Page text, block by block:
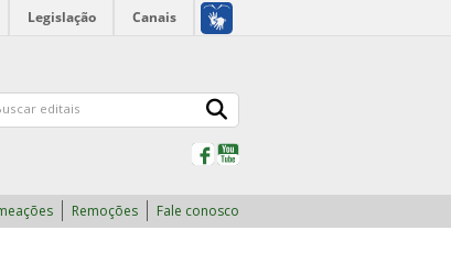
Legislação Canais
Facebook
Remoções Fale conosco